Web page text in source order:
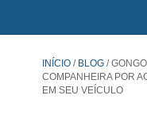
INÍCIO / BLOG /
COMPANHEIRA POR
EM SEU VEÍCULO